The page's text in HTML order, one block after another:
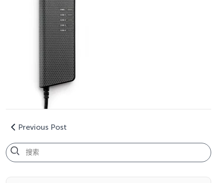
Previous Post